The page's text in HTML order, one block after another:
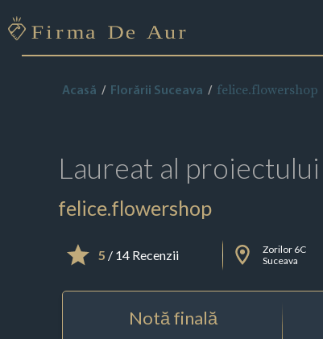
Acasă Florării Suceava felice.flowershop
Laureat al proiectului
felice.flowershop
5 / 14 Recenzii
Zorilor 6C
Suceava
Notă finală